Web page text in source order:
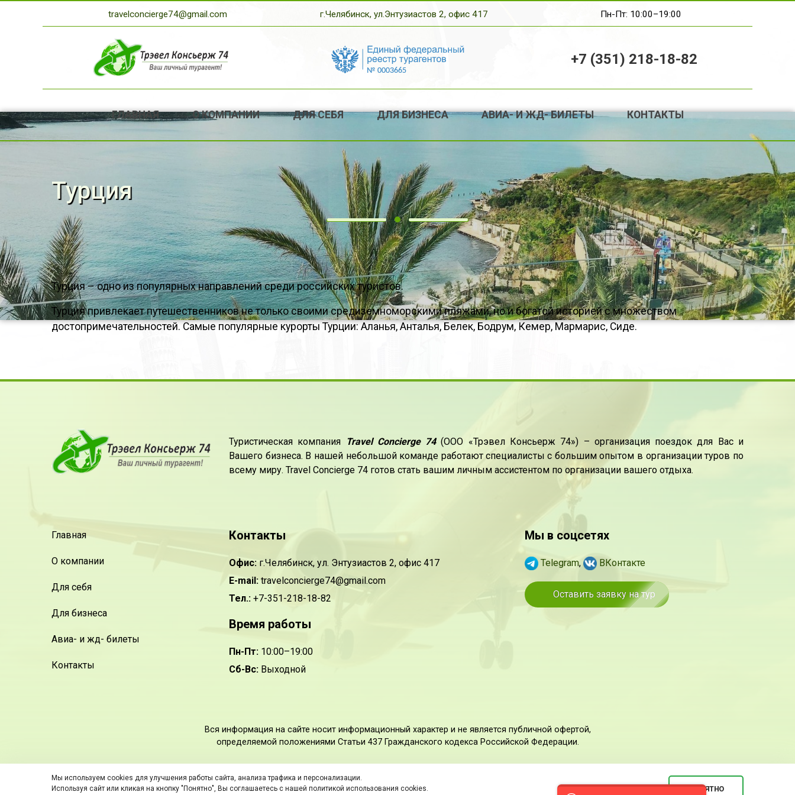
travelconcierge74@gmail.com г.Челябинск, ул.Энтузиастов 2, офис 417 Пн-Пт: 10:00–19:00
+7 (351) 218-18-82
ГЛАВНАЯ О КОМПАНИИ ДЛЯ СЕБЯ ДЛЯ БИЗНЕСА АВИА- И ЖД- БИЛЕТЫ КОНТАКТЫ
Турция
Турция – одно из популярных направлений среди российских туристов.
Турция привлекает путешественников не только своими средиземноморскими пляжами, но и богатой историей с множеством
достопримечательностей. Самые популярные курорты Турции: Аланья, Анталья, Белек, Бодрум, Кемер, Мармарис, Сиде.
Туристическая компания Travel Concierge 74(ООО «Трэвел Консьерж 74») – организация поездок для Вас и
Вашего бизнеса. В нашей небольшой команде работают специалисты с большим опытом в организации туров по
всему миру. Travel Concierge 74 готов стать вашим личным ассистентом по организации вашего отдыха.
Главная
О компании
Для себя
Для бизнеса
Авиа- и жд- билеты
Контакты
Контакты
Офис: г.Челябинск, ул. Энтузиастов 2, офис 417
E-mail: travelconcierge74@gmail.com
Тел.: +7-351-218-18-82
Время работы
Пн-Пт: 10:00–19:00
Сб-Вс: Выходной
Мы в соцсетях
Telegram, ВКонтакте
Оставить заявку на тур
Вся информация на сайте носит информационный характер и не является публичной офертой,
определяемой положениями Статьи 437 Гражданского кодекса Российской Федерации.
ООО «Трэвел Консьерж 74»
Политика в отношении обработки персональных данных
Создание и продвижение сайта:
Мы используем cookies для улучшения работы сайта, анализа трафика и персонализации.
Используя сайт или кликая на кнопку "Понятно", Вы соглашаетесь с нашей политикой использования cookies.
Понятно